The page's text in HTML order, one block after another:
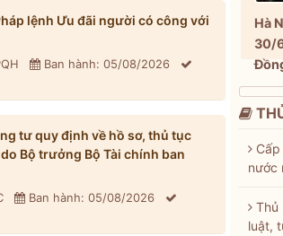
lệnh Ưu đãi người có công với
Ban hành: 05/08/2026
tư quy định về hồ sơ, thủ tục
Bộ trưởng Bộ Tài chính ban
Ban hành: 05/08/2026
Hà
30/
nước
Thủ
luật,